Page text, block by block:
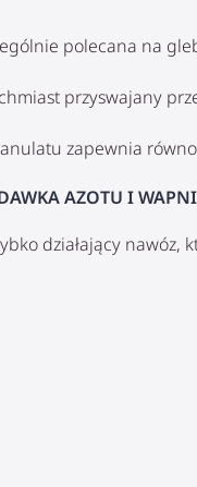
polecana na
przyswajany
zapewnia
AZOTU I
działający